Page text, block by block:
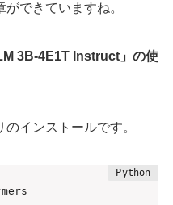
できていますね。
3B-4E1T Instruct」の使
インストールです。